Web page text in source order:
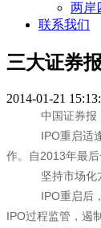
两岸
联系我们
三大证券
2014-01-21
中国证券报
IPO重启适
作。自2013年最
坚持市场化
IPO重启后
IPO过程监管，遏